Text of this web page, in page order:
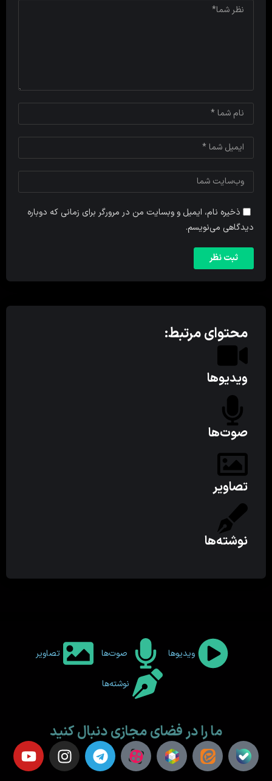
ذخیره نام، ایمیل و وبسایت من در مرورگر برای زمانی که دوباره
دیدگاهی می‌نویسم.
محتوای مرتبط:
ویدیوها
صوت‌ها
تصاویر
نوشته‌ها
ویدیوها صوت‌ها تصاویر
نوشته‌ها
ما را در فضای مجازی دنبال کنید